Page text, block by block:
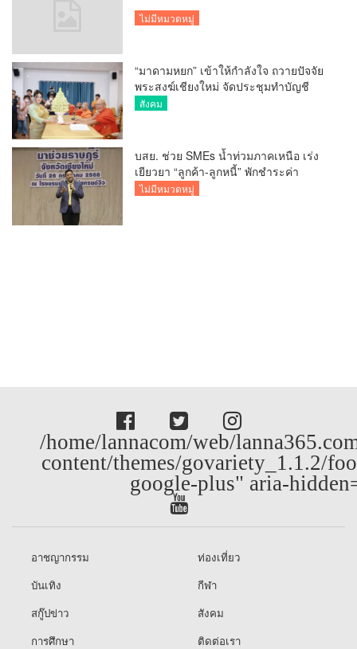
ไม่มีหมวดหมู่
“มาดามหยก” เข้าให้กำลังใจ ถวายปัจจัย
พระสงฆ์เชียงใหม่ จัดประชุมทำบัญชี
รายรับรายจ่ายของวัด กว่า 300 รูป ที่วัด
สังคม
บสย. ช่วย SMEs น้ำท่วมภาคเหนือ เร่ง
เยียวยา “ลูกค้า-ลูกหนี้” พักชำระค่า
ธรรมเนียม-ค่างวด
ไม่มีหมวดหมู่
/home/lannacom/web/
content/themes/govariety_1.1.2/
google-plus" aria-
อาชญากรรม
ท่องเที่ยว
บันเทิง
กีฬา
สกู๊ปข่าว
สังคม
การศึกษา
ติดต่อเรา